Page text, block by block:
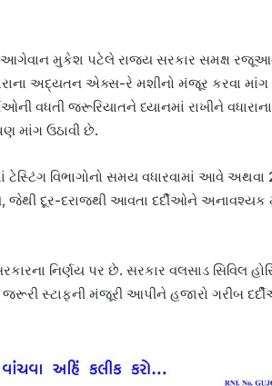
આગેવાન મુકેશ પટેલે રાજ્ય સરકાર સમક્ષ
અદ્યતન એક્સ-રે મશીનો મંજૂર કરવા માંગ
વધતી જરૂરિયાતને ધ્યાનમાં રાખીને વધારાના
માંગ ઉઠાવી છે.
વિભાગોનો સમય વધારવામાં આવે અથવા
જેથી દૂર-દરાજથી આવતા દર્દીઓને
નિર્ણય પર છે. સરકાર વલસાડ સિવિલ
સ્ટાફની મંજૂરી આપીને હજારો ગરીબ